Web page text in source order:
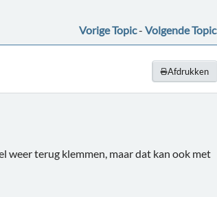
Vorige Topic- Volgende Topic
Afdrukken
weer terug klemmen, maar dat kan ook met